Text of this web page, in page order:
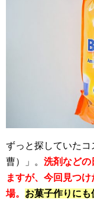
ずっと探していた
曹）」。 洗剤などの
ますが、今回見つ
場。 お菓子作りに